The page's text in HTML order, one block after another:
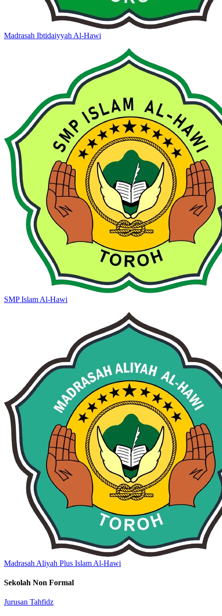
Madrasah Ibtidaiyyah Al-Hawi
SMP Islam Al-Hawi
Madrasah Aliyah Plus Islam Al-Hawi
Sekolah Non Formal
Jurusan Tahfidz